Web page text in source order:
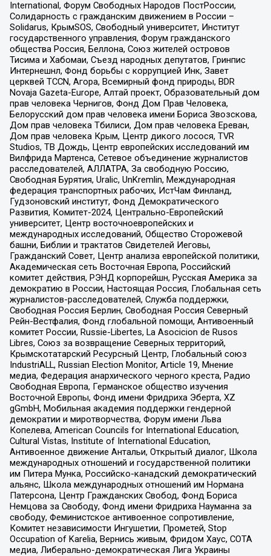
International, Форум Свободных Народов ПостРоссии,
Солидарность с гражданским движением в России –
Solidarus, КрымSOS, Свободный университет, Институт
государственного управления, Форум гражданского
общества Россия, Беллона, Союз жителей островов
Тисима и Хабомаи, Съезд народных депутатов, Гринпис
Интернешнл, Фонд борьбы с коррупцией Инк, Завет
церквей TCCN, Агора, Всемирный фонд природы, BDR
Novaja Gazeta-Europe, Алтай проект, Образовательный дом
прав человека Чернигов, Фонд Дом Прав Человека,
Белорусский дом прав человека имени Бориса Звозскова,
Дом прав человека Тбилиси, Дом прав человека Ереван,
Дом прав человека Крым, Центр дикого лосося, TVR
Studios, ТВ Дождь, Центр европейских исследований им
Вилфрида Мартенса, Сетевое объединение журналистов
расследователей, АЛЛАТРА, За свободную Россию,
Свободная Бурятия, Uralic, UnKremlin, Международная
федерация транспортных рабочих, ИстЧам Финланд,
Гудзоновский институт, Фонд Демократического
Развития, Комитет-2024, Центрально-Европейский
университет, Центр восточноевропейских и
международных исследований, Общество Сторожевой
башни, Библии и трактатов Свидетелей Иеговы,
Гражданский Совет, Центр анализа европейской политики,
Академическая сеть Восточная Европа, Российский
комитет действия, РЭНД корпорейшн, Русская Америка за
демократию в России, Настоящая Россия, Глобальная сеть
журналистов-расследователей, Служба поддержки,
Свободная Россия Берлин, Свободная Россия Северный
Рейн-Вестфалия, Фонд глобальной помощи, Антивоенный
комитет России, Russie-Libertes, La Asocicion de Rusos
Libres, Союз за возвращение Северных территорий,
Крымскотатарский Ресурсный Центр, Глобальный союз
IndustriALL, Russian Election Monitor, Article 19, Мнение
медиа, Федерация анархического черного креста, Радио
Свободная Европа, Германское общество изучения
Восточной Европы, Фонд имени Фридриха Эберта, XZ
gGmbH, Мобильная академия поддержки гендерной
демократии и миротворчества, Форум имени Льва
Копелева, American Councils for International Education,
Cultural Vistas, Institute of International Education,
Антивоенное движение Антальи, Открытый диалог, Школа
международных отношений и государственной политики
им Питера Мунка, Российско-канадский демократический
альянс, Школа международных отношений им Нормана
Патерсона, Центр Гражданских Свобод, Фонд Бориса
Немцова за Свободу, Фонд имени Фридриха Науманна за
свободу, Феминистское антивоенное сопротивление,
Комитет независимости Ингушетии, Прометей, Stop
Occupation of Karelia, Вернись живым, Фридом Хаус, СОТА
медиа, Либерально-демократическая Лига Украины